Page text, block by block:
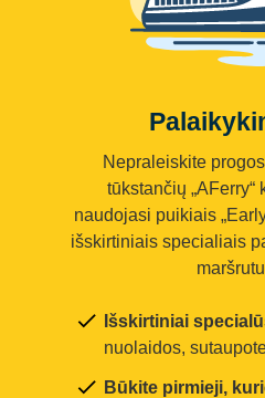
Nepraleiskite
tūkstančių „AFerry“
naudojasi puikiais
išskirtiniais specialiais
Išskirtiniai
nuolaidos,
Būkite pirmieji,